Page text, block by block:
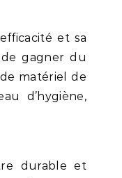
et sa
gagner du
matériel de
d’hygiène,
durable et